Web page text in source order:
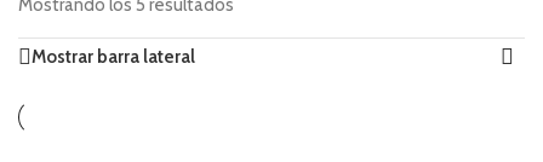
Mostrando los 5 resultados
Mostrar barra lateral